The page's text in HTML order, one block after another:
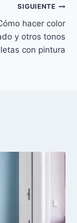
SIGUIENTE
hacer color
y otros tonos
con pintura